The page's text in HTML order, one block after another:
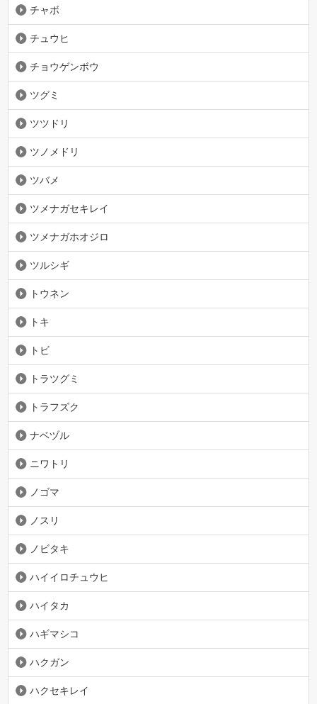
チャボ
チュウヒ
チョウゲンボウ
ツグミ
ツツドリ
ツノメドリ
ツバメ
ツメナガセキレイ
ツメナガホオジロ
ツルシギ
トウネン
トキ
トビ
トラツグミ
トラフズク
ナベヅル
ニワトリ
ノゴマ
ノスリ
ノビタキ
ハイイロチュウヒ
ハイタカ
ハギマシコ
ハクガン
ハクセキレイ